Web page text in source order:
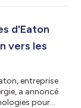
de 400
la d'Eaton
vers les
entreprise
a annoncé
pour